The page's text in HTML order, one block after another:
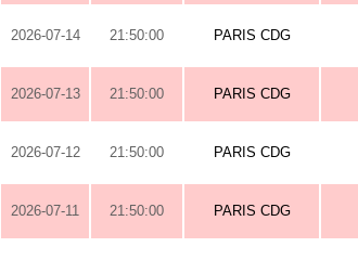
2026-07-14 21:50:00 PARIS CDG
2026-07-13 21:50:00 PARIS CDG
2026-07-12 21:50:00 PARIS CDG
2026-07-11 21:50:00 PARIS CDG